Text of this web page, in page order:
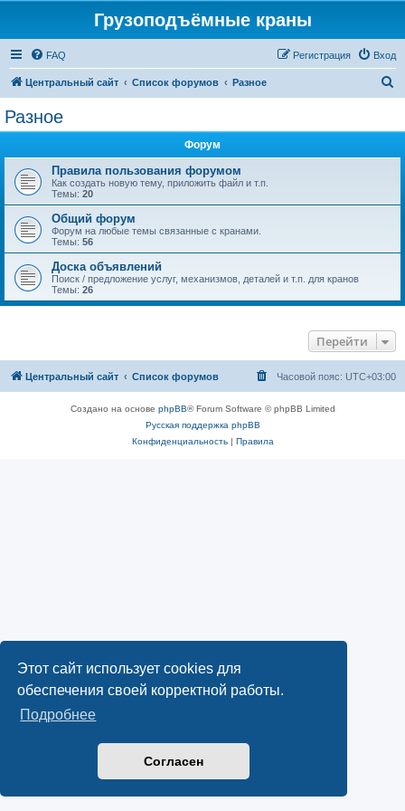
Этот сайт использует cookies для
обеспечения своей корректной работы.
Подробнее
Согласен
Грузоподъёмные краны
FAQ Вход
Регистрация
Центральный сайт Список форумов Разное
Разное
Форум
Правила пользования форумом
Как создать новую тему, приложить файл и т.п.
Темы: 20
Общий форум
Форум на любые темы связанные с кранами.
Темы: 56
Доска объявлений
Поиск / предложение услуг, механизмов, деталей и т.п. для кранов
Темы: 26
Перейти
Центральный сайт Список форумов Часовой пояс: UTC+03:00
Создано на основе phpBB® Forum Software © phpBB Limited
Русская поддержка phpBB
Конфиденциальность| Правила